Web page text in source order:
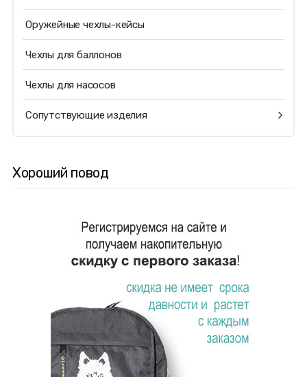
Оружейные чехлы-кейсы
Чехлы для баллонов
Чехлы для насосов
Сопутствующие изделия
Хороший повод